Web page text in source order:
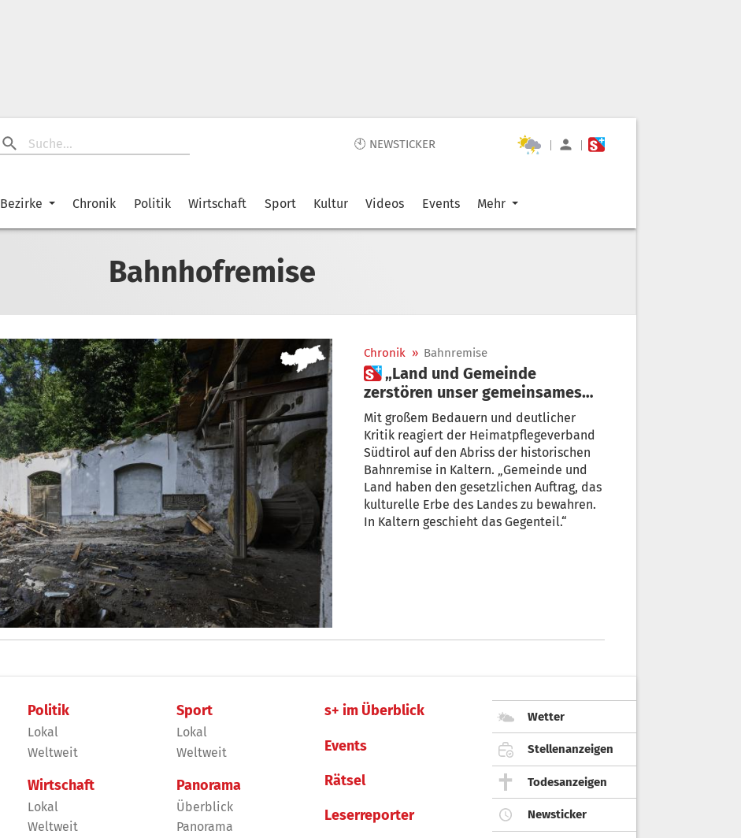
🕙 NEWSTICKER | |
Bezirke Chronik Politik Wirtschaft Sport Kultur Videos Events Mehr
Bahnhofremise
Chronik » Bahnremise
 „Land und Gemeinde
zerstören unser gemeinsames
Kulturerbe“
Mit großem Bedauern und deutlicher
Kritik reagiert der Heimatpflegeverband
Südtirol auf den Abriss der historischen
Bahnremise in Kaltern. „Gemeinde und
Land haben den gesetzlichen Auftrag, das
kulturelle Erbe des Landes zu bewahren.
In Kaltern geschieht das Gegenteil.“
Politik
Lokal
Weltweit
Wirtschaft
Lokal
Weltweit
Sport
Lokal
Weltweit
Panorama
Überblick
Panorama
s+ im Überblick
Events
Rätsel
Leserreporter
Wetter
Stellenanzeigen
Todesanzeigen
Newsticker